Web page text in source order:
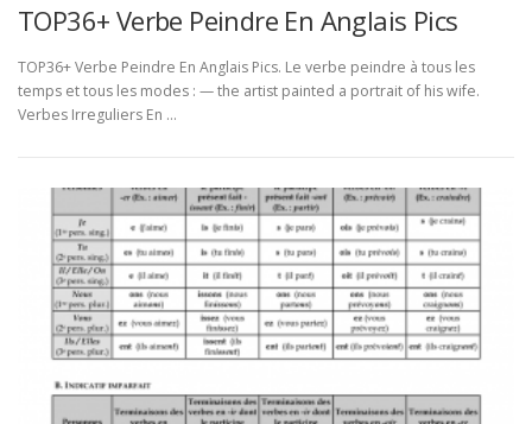
TOP36+ Verbe Peindre En Anglais Pics
TOP36+ Verbe Peindre En Anglais Pics. Le verbe peindre à tous les
temps et tous les modes : — the artist painted a portrait of his wife.
Verbes Irreguliers En …